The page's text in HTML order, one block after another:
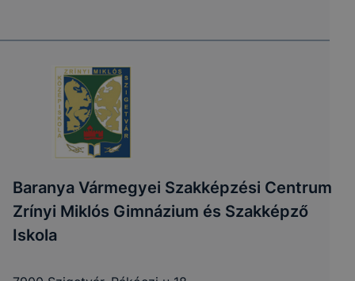
Baranya Vármegyei Szakképzési Centrum
Zrínyi Miklós Gimnázium és Szakképző
Iskola